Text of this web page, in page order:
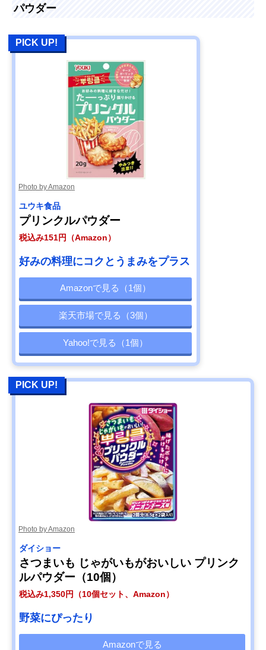
パウダー
PICK UP!
Photo by Amazon
ユウキ食品
プリンクルパウダー
税込み151円（Amazon）
好みの料理にコクとうまみをプラス
Amazonで見る（1個）
楽天市場で見る（3個）
Yahoo!で見る（1個）
PICK UP!
Photo by Amazon
ダイショー
さつまいも じゃがいもがおいしい プリンク
ルパウダー（10個）
税込み1,350円（10個セット、Amazon）
野菜にぴったり
Amazonで見る